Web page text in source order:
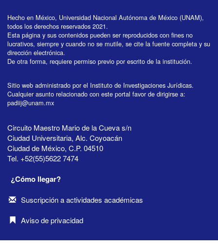
Hecho en México, Universidad Nacional Autónoma de México (UNAM),
todos los derechos reservados 2021.
Esta página y sus contenidos pueden ser reproducidos con fines no
lucrativos, siempre y cuando no se mutile, se cite la fuente completa y su
dirección electrónica.
De otra forma, requiere permiso previo por escrito de la institución.
Sitio web administrado por el Instituto de Investigaciones Jurídicas.
Cualquier asunto relacionado con este portal favor de dirigirse a:
padiij@unam.mx
Circuito Maestro Mario de la Cueva s/n
Ciudad Universitaria, Alc. Coyoacán
Ciudad de México, C.P. 04510
Tel. +52(55)5622 7474
¿Cómo llegar?
Suscripción a actividades académicas
Aviso de privacidad